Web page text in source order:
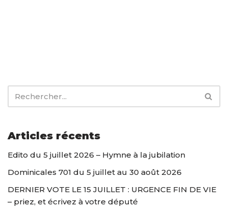
Articles récents
Edito du 5 juillet 2026 – Hymne à la jubilation
Dominicales 701 du 5 juillet au 30 août 2026
DERNIER VOTE LE 15 JUILLET : URGENCE FIN DE VIE
– priez, et écrivez à votre député